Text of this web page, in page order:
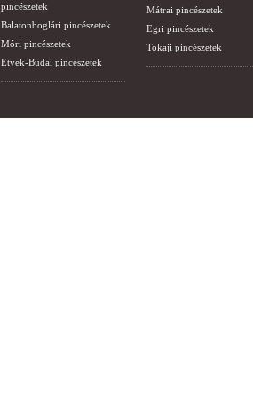
pincészetek
Balatonboglári pincészetek
Móri pincészetek
Etyek-Budai pincészetek
Mátrai pincészetek
Egri pincészetek
Tokaji pincészetek